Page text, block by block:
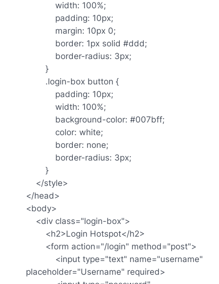
width: 100%;
padding: 10px;
margin: 10px 0;
border: 1px solid #ddd;
border-radius: 3px;
}
.login-box button {
padding: 10px;
width: 100%;
background-color: #007bff;
color: white;
border: none;
border-radius: 3px;
}
</style>
</head>
<body>
<div class="login-box">
<h2>Login Hotspot</h2>
<form action="/login" method="post">
<input type="text" name="username"
placeholder="Username" required>